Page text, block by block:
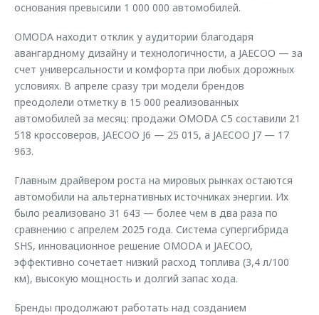
Запчасти
основания превысили 1 000 000 автомобилей.
OMODA находит отклик у аудитории благодаря
авангардному дизайну и технологичности, а JAECOO — за
счет универсальности и комфорта при любых дорожных
условиях. В апреле сразу три модели брендов
преодолели отметку в 15 000 реализованных
автомобилей за месяц: продажи OMODA C5 составили 21
518 кроссоверов, JAECOO J6 — 25 015, а JAECOO J7 — 17
963.
Главным драйвером роста на мировых рынках остаются
автомобили на альтернативных источниках энергии. Их
было реализовано 31 643 — более чем в два раза по
сравнению с апрелем 2025 года. Система супергибрида
SHS, инновационное решение OMODA и JAECOO,
эффективно сочетает низкий расход топлива (3,4 л/100
км), высокую мощность и долгий запас хода.
Бренды продолжают работать над созданием